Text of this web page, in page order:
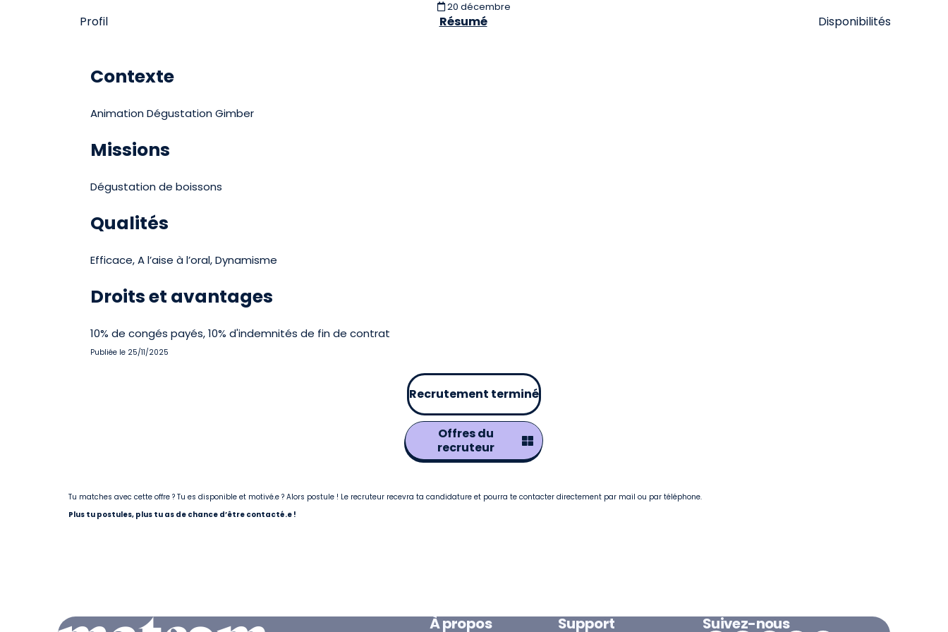
20 décembre
Profil Résumé Disponibilités
Contexte
Animation Dégustation Gimber
Missions
Dégustation de boissons
Qualités
Efficace, A l’aise à l’oral, Dynamisme
Droits et avantages
10% de congés payés, 10% d'indemnités de fin de contrat
Publiée le 25/11/2025
Recrutement terminé
Offres du
recruteur
Tu matches avec cette offre ? Tu es disponible et motivé.e ? Alors postule ! Le recruteur recevra ta candidature et pourra te contacter directement par mail ou par téléphone.
Plus tu postules, plus tu as de chance d’être contacté.e !
À propos Support Suivez-nous